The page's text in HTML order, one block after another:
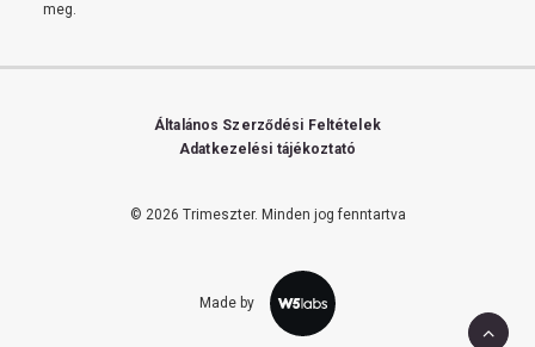
meg.
© 2026 Trimeszter. Minden jog fenntartva
Általános Szerződési Feltételek
Adatkezelési tájékoztató
Made by